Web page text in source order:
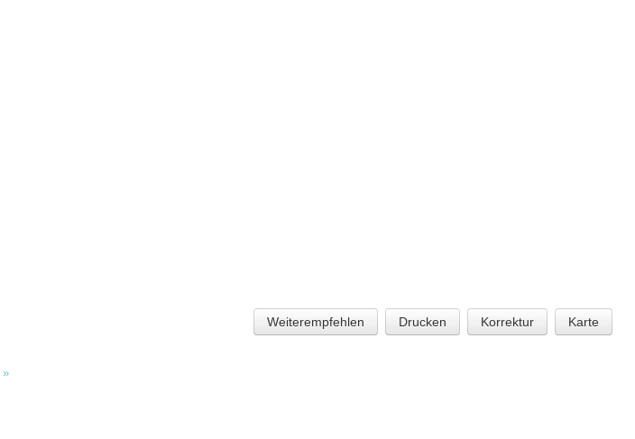
Weiterempfehlen Drucken Korrektur Karte
»